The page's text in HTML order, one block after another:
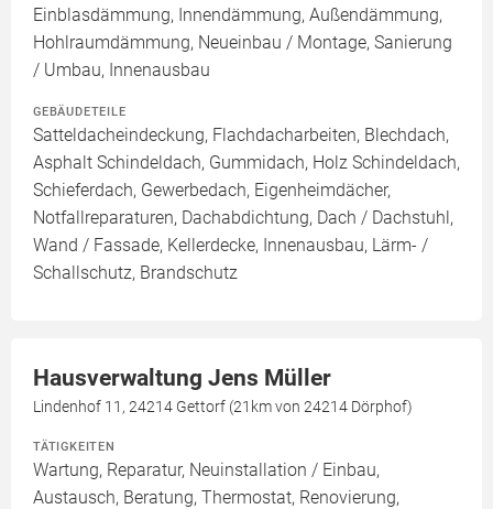
Einblasdämmung, Innendämmung, Außendämmung,
Hohlraumdämmung, Neueinbau / Montage, Sanierung
/ Umbau, Innenausbau
GEBÄUDETEILE
Satteldacheindeckung, Flachdacharbeiten, Blechdach,
Asphalt Schindeldach, Gummidach, Holz Schindeldach,
Schieferdach, Gewerbedach, Eigenheimdächer,
Notfallreparaturen, Dachabdichtung, Dach / Dachstuhl,
Wand / Fassade, Kellerdecke, Innenausbau, Lärm- /
Schallschutz, Brandschutz
Hausverwaltung Jens Müller
Lindenhof 11, 24214 Gettorf (21km von 24214 Dörphof)
TÄTIGKEITEN
Wartung, Reparatur, Neuinstallation / Einbau,
Austausch, Beratung, Thermostat, Renovierung,